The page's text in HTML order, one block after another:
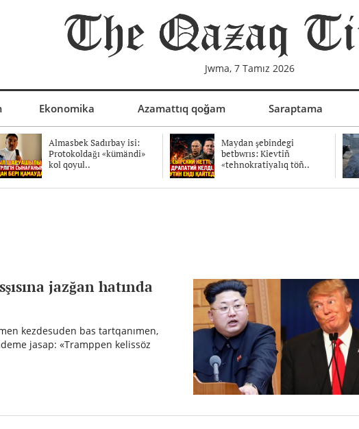
Jwma, 7 Tamız 2026
Ekonomika Azamattıq qoğam Saraptama
Almasbek Sadırbay isi:
Protokoldağı «kümändi»
kol qoyul..
Maydan şebindegi
betbwrıs: Kievtiñ
«tehnokratiyalıq töñ..
jazğan hatında
kezdesuden bas tartqanımen,
jasap: «Tramppen kelissöz